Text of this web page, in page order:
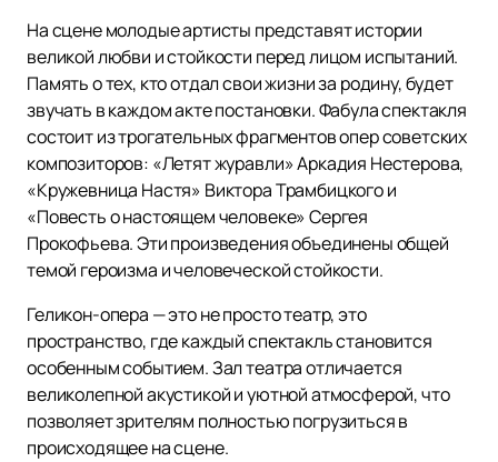
На сцене молодые артисты представят истории
великой любви и стойкости перед лицом испытаний.
Память о тех, кто отдал свои жизни за родину, будет
звучать в каждом акте постановки. Фабула спектакля
состоит из трогательных фрагментов опер советских
композиторов: «Летят журавли» Аркадия Нестерова,
«Кружевница Настя» Виктора Трамбицкого и
«Повесть о настоящем человеке» Сергея
Прокофьева. Эти произведения объединены общей
темой героизма и человеческой стойкости.
Геликон-опера — это не просто театр, это
пространство, где каждый спектакль становится
особенным событием. Зал театра отличается
великолепной акустикой и уютной атмосферой, что
позволяет зрителям полностью погрузиться в
происходящее на сцене.